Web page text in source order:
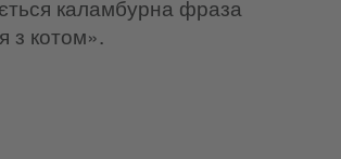
каламбурна фраза
з котом».